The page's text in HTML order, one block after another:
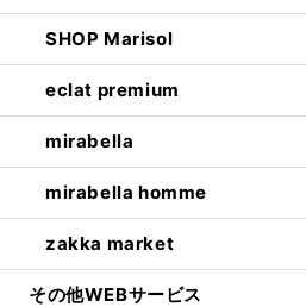
SHOP Marisol
eclat premium
mirabella
mirabella homme
zakka market
その他WEBサービス